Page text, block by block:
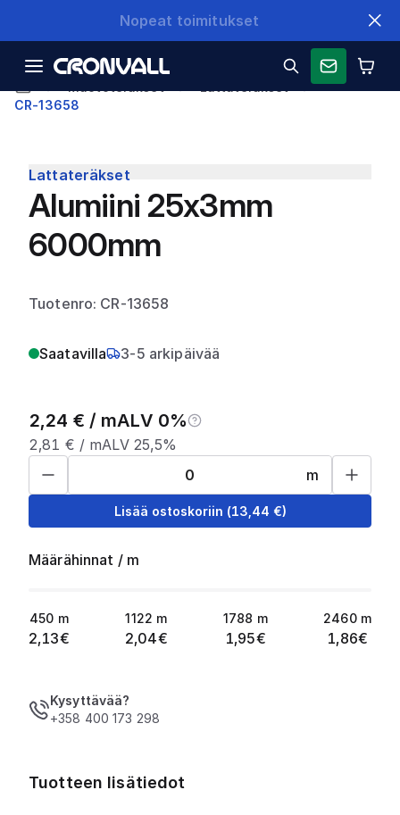
Nopeat toimitukset
CR-13658
Lattateräkset
Alumiini 25x3mm
6000mm
Tuotenro: CR-13658
Saatavilla 3-5 arkipäivää
2,24 € / mALV 0%
2,81 € / mALV 25,5%
m
Lisää ostoskoriin (13,44 €)
Määrähinnat / m
450 m
2,13€
1122 m
2,04€
1788 m
1,95€
2460 m
1,86€
Kysyttävää?
+358 400 173 298
Tuotteen lisätiedot